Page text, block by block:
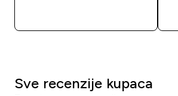
Sve recenzije kupaca